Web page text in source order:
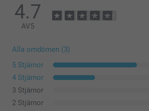
Vilka är de exakta måtten på min canvas?
4.7
AV5
Alla omdömen (3)
5 Stjärnor
4 Stjärnor
3 Stjärnor
2 Stjärnor